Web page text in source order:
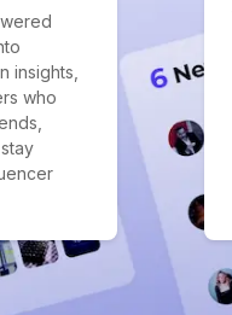
insights,
who